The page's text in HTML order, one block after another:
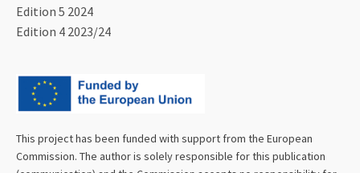
Edition 5 2024
Edition 4 2023/24
This project has been funded with support from the European
Commission. The author is solely responsible for this publication